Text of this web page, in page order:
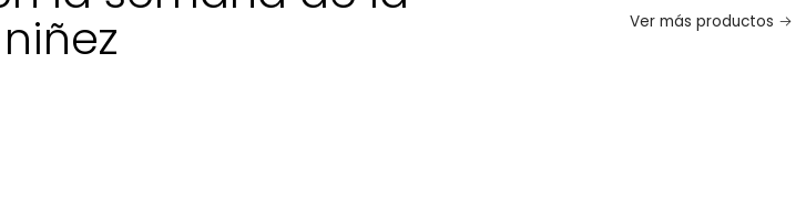
niñez Ver más productos